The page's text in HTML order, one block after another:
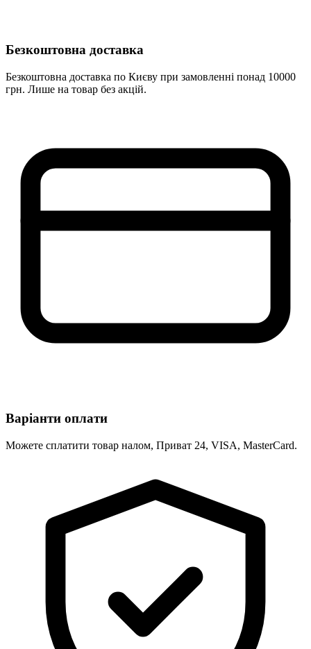
Безкоштовна доставка
Безкоштовна доставка по Києву при замовленні понад 10000
грн. Лише на товар без акцій.
Варіанти оплати
Можете сплатити товар налом, Приват 24, VISA, MasterCard.